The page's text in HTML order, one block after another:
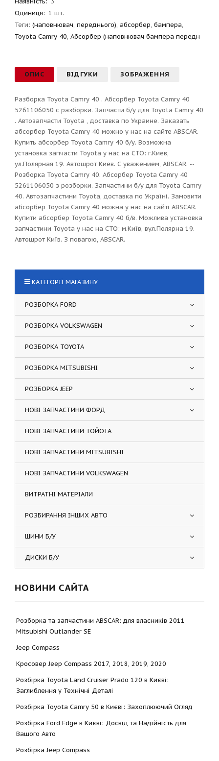
Одиниця: 1 шт.
Теги: (наповнювач, переднього), абсорбер, бампера,
Toyota Camry 40, Абсорбер (наповнювач бампера передн
ОПИС ВІДГУКИ ЗОБРАЖЕННЯ
Разборка Toyota Camry 40 . Абсорбер Toyota Camry 40
5261106050 с разборки. Запчасти б/у для Toyota Camry 40
. Автозапчасти Toyota , доставка по Украине. Заказать
абсорбер Toyota Camry 40 можно у нас на сайте ABSCAR.
Купить абсорбер Toyota Camry 40 б/у. Возможна
установка запчасти Toyota у нас на СТО: г.Киев,
ул.Полярная 19. Автошрот Киев. С уважением, ABSCAR. --
Розборка Toyota Camry 40. Абсорбер Toyota Camry 40
5261106050 з розборки. Запчастини б/у для Toyota Camry
40. Автозапчастини Toyota, доставка по Україні. Замовити
абсорбер Toyota Camry 40 можна у нас на сайті ABSCAR.
Купити абсорбер Toyota Camry 40 б/в. Можлива установка
запчастини Toyota у нас на СТО: м.Київ, вул.Полярна 19.
Автошрот Київ. З повагою, ABSCAR.
КАТЕГОРІЇ МАГАЗИНУ
РОЗБОРКА FORD
РОЗБОРКА VOLKSWAGEN
РОЗБОРКА TOYOTA
РОЗБОРКА MITSUBISHI
РОЗБОРКА JEEP
НОВІ ЗАПЧАСТИНИ ФОРД
НОВІ ЗАПЧАСТИНИ ТОЙОТА
НОВІ ЗАПЧАСТИНИ MITSUBISHI
НОВІ ЗАПЧАСТИНИ VOLKSWAGEN
ВИТРАТНІ МАТЕРІАЛИ
РОЗБИРАННЯ ІНШИХ АВТО
ШИНИ Б/У
ДИСКИ Б/У
НОВИНИ САЙТА
Розборка та запчастини ABSCAR: для власників 2011
Mitsubishi Outlander SE
Jeep Compass
Кросовер Jeep Compass 2017, 2018, 2019, 2020
Розбірка Toyota Land Cruiser Prado 120 в Києві:
Заглиблення у Технічні Деталі
Розбірка Toyota Camry 50 в Києві: Захоплюючий Огляд
Розбірка Ford Edge в Києві: Досвід та Надійність для
Вашого Авто
Розбірка Jeep Compass